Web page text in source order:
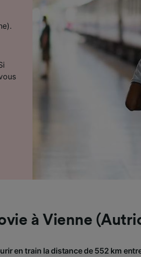
à Vienne
en train la distance de 552 km